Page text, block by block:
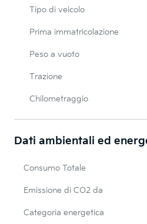
Tipo di veicolo
Prima immatricolazione
Peso a vuoto
Trazione
Chilometraggio
Dati ambientali ed
Consumo Totale
Emissione di CO2 da
Categoria energetica